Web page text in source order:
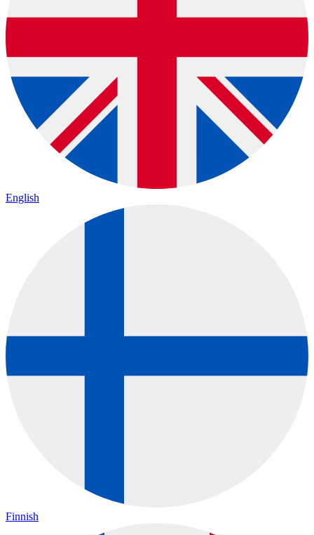
English
Finnish